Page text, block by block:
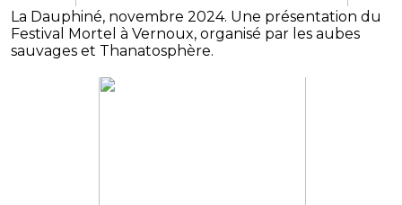
La Dauphiné, novembre 2024. Une présentation du
Festival Mortel à Vernoux, organisé par les aubes
sauvages et Thanatosphère.